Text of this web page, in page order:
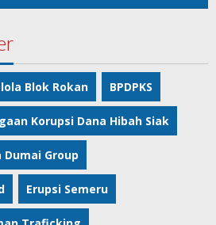
Blok Rokan BPDPKS
Korupsi Dana Hibah Siak
Dumai Group
Erupsi Semeru